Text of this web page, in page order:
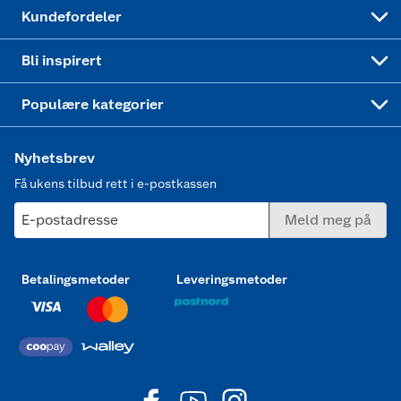
Kundefordeler
Bli inspirert
Populære kategorier
Nyhetsbrev
Få ukens tilbud rett i e-postkassen
E-postadresse Meld meg på
Betalingsmetoder Leveringsmetoder